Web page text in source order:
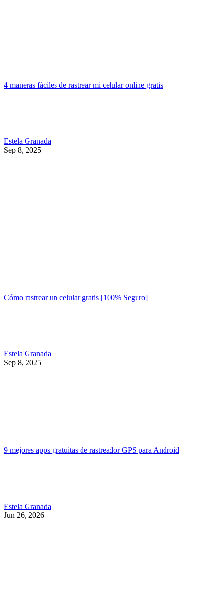
4 maneras fáciles de rastrear mi celular online gratis
Estela Granada
Sep 8, 2025
Cómo rastrear un celular gratis [100% Seguro]
Estela Granada
Sep 8, 2025
9 mejores apps gratuitas de rastreador GPS para Android
Estela Granada
Jun 26, 2026